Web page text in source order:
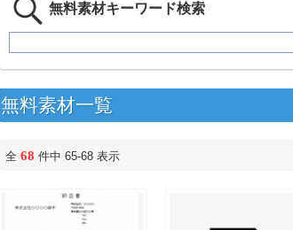
無料素材キーワード検索
無料素材一覧
全 68 件中 65-68 表示